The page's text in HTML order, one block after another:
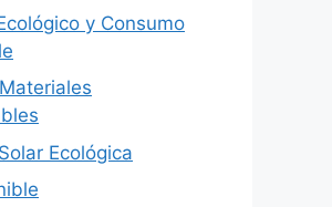
y Consumo
Ecológica